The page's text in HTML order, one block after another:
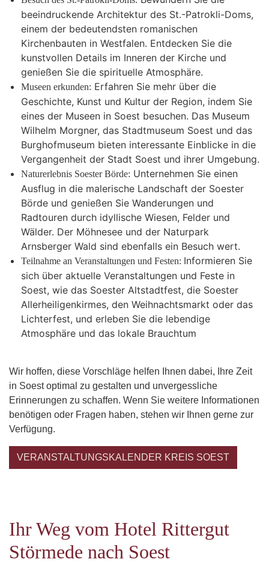
beeindruckende Architektur des St.-Patrokli-Doms,
einem der bedeutendsten romanischen
Kirchenbauten in Westfalen. Entdecken Sie die
kunstvollen Details im Inneren der Kirche und
genießen Sie die spirituelle Atmosphäre.
Museen erkunden: Erfahren Sie mehr über die
Geschichte, Kunst und Kultur der Region, indem Sie
eines der Museen in Soest besuchen. Das Museum
Wilhelm Morgner, das Stadtmuseum Soest und das
Burghofmuseum bieten interessante Einblicke in die
Vergangenheit der Stadt Soest und ihrer Umgebung.
Naturerlebnis Soester Börde: Unternehmen Sie einen
Ausflug in die malerische Landschaft der Soester
Börde und genießen Sie Wanderungen und
Radtouren durch idyllische Wiesen, Felder und
Wälder. Der Möhnesee und der Naturpark
Arnsberger Wald sind ebenfalls ein Besuch wert.
Teilnahme an Veranstaltungen und Festen: Informieren Sie
sich über aktuelle Veranstaltungen und Feste in
Soest, wie das Soester Altstadtfest, die Soester
Allerheiligenkirmes, den Weihnachtsmarkt oder das
Lichterfest, und erleben Sie die lebendige
Atmosphäre und das lokale Brauchtum
Wir hoffen, diese Vorschläge helfen Ihnen dabei, Ihre Zeit
in Soest optimal zu gestalten und unvergessliche
Erinnerungen zu schaffen. Wenn Sie weitere Informationen
benötigen oder Fragen haben, stehen wir Ihnen gerne zur
Verfügung.
VERANSTALTUNGSKALENDER KREIS SOEST
Ihr Weg vom Hotel Rittergut
Störmede nach Soest